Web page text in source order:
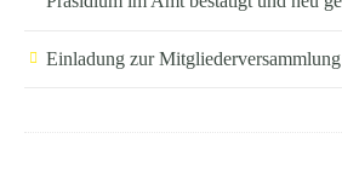
Einladung zur Mitgliederversammlung